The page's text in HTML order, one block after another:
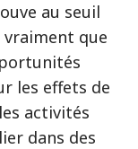
au seuil
vraiment que
les effets de
activités
dans des